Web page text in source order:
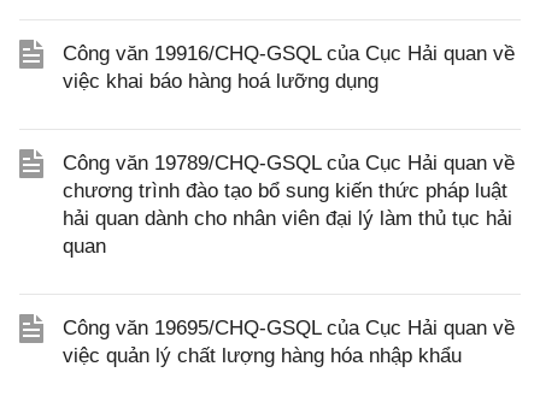
Công văn 19916/CHQ-GSQL của Cục Hải quan về
việc khai báo hàng hoá lưỡng dụng
Công văn 19789/CHQ-GSQL của Cục Hải quan về
chương trình đào tạo bổ sung kiến thức pháp luật
hải quan dành cho nhân viên đại lý làm thủ tục hải
quan
Công văn 19695/CHQ-GSQL của Cục Hải quan về
việc quản lý chất lượng hàng hóa nhập khẩu